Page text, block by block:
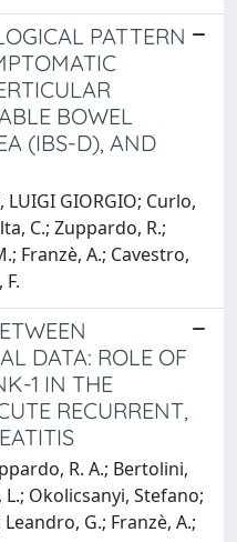
PATTERN
BOWEL
(IBS-D), AND
LUIGI GIORGIO; Curlo,
C.; Zuppardo, R.;
Franzè, A.; Cavestro,
DATA: ROLE OF
1 IN THE
RECURRENT,
R. A.; Bertolini,
Okolicsanyi, Stefano;
G.; Franzè, A.;